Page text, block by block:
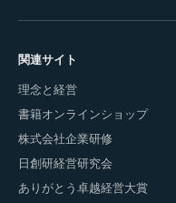
関連サイト
理念と経営
書籍オンラインショップ
株式会社企業研修
日創研経営研究会
ありがとう卓越経営大賞